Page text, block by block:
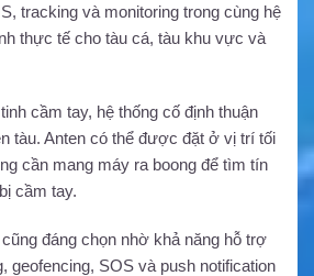
tracking và monitoring trong cùng hệ
thực tế cho tàu cá, tàu khu vực và
cầm tay, hệ thống cố định thuận
tàu. Anten có thể được đặt ở vị trí tối
cần mang máy ra boong để tìm tín
cầm tay.
đáng chọn nhờ khả năng hỗ trợ
geofencing, SOS và push notification